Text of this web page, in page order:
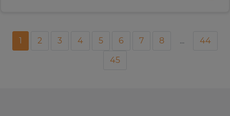
1 2 3 4 5 6 7 8 ...
44
45